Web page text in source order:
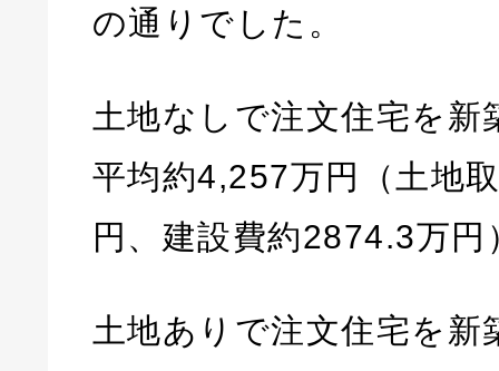
の通りでした。
土地なしで注文住宅を新
平均約4,257万円（土地
円、建設費約2874.3万円
土地ありで注文住宅を新